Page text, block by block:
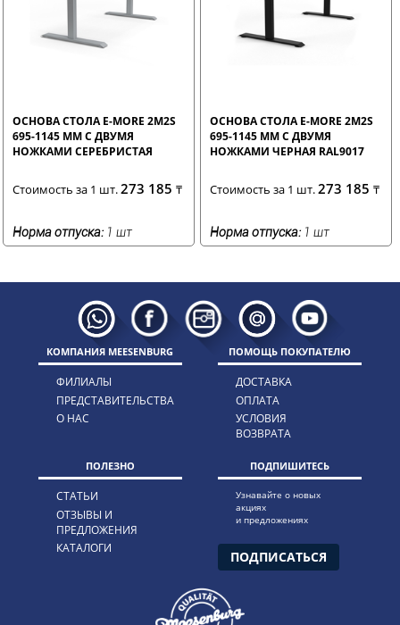
ОСНОВА СТОЛА E-MORE 2M2S
695-1145 ММ С ДВУМЯ
НОЖКАМИ СЕРЕБРИСТАЯ
Стоимость за 1 шт.273 185 ₸
Норма отпуска: 1 шт
ОСНОВА СТОЛА E-MORE 2M2S
695-1145 ММ С ДВУМЯ
НОЖКАМИ ЧЕРНАЯ RAL9017
Стоимость за 1 шт.273 185₸
Норма отпуска: 1 шт
КОМПАНИЯ MEESENBURG
ФИЛИАЛЫ
ПРЕДСТАВИТЕЛЬСТВА
О НАС
ПОМОЩЬ ПОКУПАТЕЛЮ
ДОСТАВКА
ОПЛАТА
УСЛОВИЯ
ВОЗВРАТА
ПОЛЕЗНО
СТАТЬИ
ОТЗЫВЫ И
ПРЕДЛОЖЕНИЯ
КАТАЛОГИ
ПОДПИШИТЕСЬ
Узнавайте о новых
акциях
и предложениях
ПОДПИСАТЬСЯ